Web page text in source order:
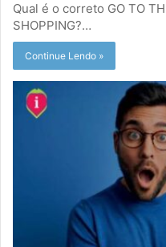
Qual é o correto GO TO
SHOPPING?…
Continue Lendo »